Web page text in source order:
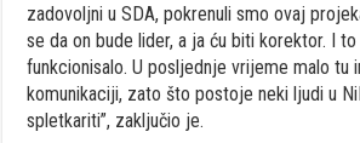
zadovoljni u SDA, pokrenuli smo ovaj
se da on bude lider, a ja ću biti korektor. I
funkcionisalo. U posljednje vrijeme malo tu
komunikaciji, zato što postoje neki ljudi u
spletkariti”, zaključio je.